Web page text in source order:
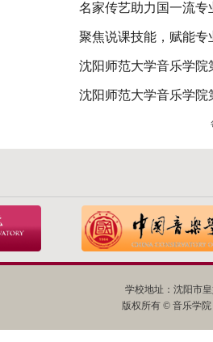
名家传艺助力国一流
聚焦说课技能，赋能
沈阳师范大学音乐学
沈阳师范大学音乐学
学校地址：沈阳市
版权所有 © 音乐学院